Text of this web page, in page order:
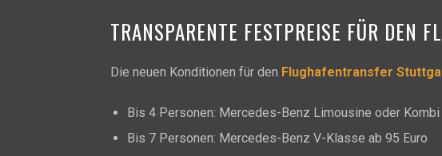
TRANSPARENTE FESTPREISE FÜR DEN
Die neuen Konditionen für den Flughafentransfer
Bis 4 Personen: Mercedes-Benz Limousine oder Kombi
Bis 7 Personen: Mercedes-Benz V-Klasse ab 95 Euro